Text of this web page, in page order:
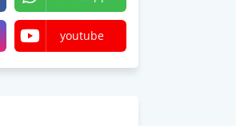
youtube